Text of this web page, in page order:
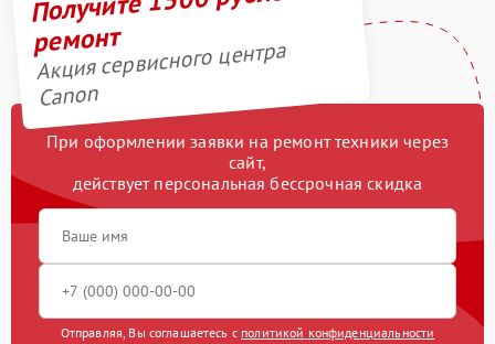
ремонт
Акция сервисного центра
Canon
При оформлении заявки на ремонт техники через
сайт,
действует персональная бессрочная скидка
Отправляя, Вы соглашаетесь с политикой конфиденциальности